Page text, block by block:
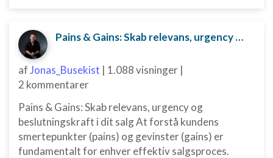
Pains & Gains: Skab relevans, urgency og beslutningskraft i dit salg
afJonas_Busekist | 1.088 visninger |
2 kommentarer
Pains & Gains: Skab relevans, urgency og
beslutningskraft i dit salg At forstå kundens
smertepunkter (pains) og gevinster (gains) er
fundamentalt for enhver effektiv salgsproces.
Ydeevne
Funktionel